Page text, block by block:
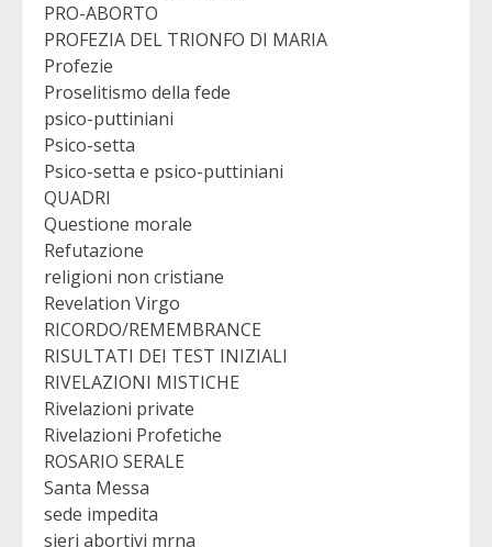
PRO-ABORTO
PROFEZIA DEL TRIONFO DI MARIA
Profezie
Proselitismo della fede
psico-puttiniani
Psico-setta
Psico-setta e psico-puttiniani
QUADRI
Questione morale
Refutazione
religioni non cristiane
Revelation Virgo
RICORDO/REMEMBRANCE
RISULTATI DEI TEST INIZIALI
RIVELAZIONI MISTICHE
Rivelazioni private
Rivelazioni Profetiche
ROSARIO SERALE
Santa Messa
sede impedita
sieri abortivi mrna